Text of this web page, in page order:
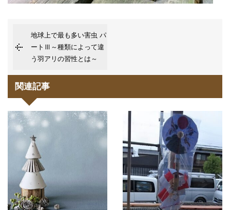
地球上で最も多い害虫 パ
ートⅢ～種類によって違
う羽アリの習性とは～
関連記事